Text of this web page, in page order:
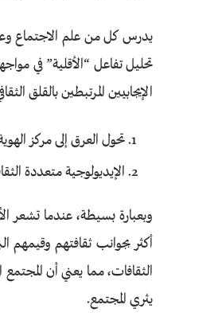
يدرس كل من علم الاجتماع
تحليل تفاعل “الأقلية” في
الإيجابيين المرتبطين بالقلق
تحول العرق إلى مركز
الإيديولوجية متعددة
وبعبارة بسيطة، عندما تشعر
أكثر بجوانب ثقافتهم وقيمهم
الثقافات، مما يعني أن
يثري المجتمع.